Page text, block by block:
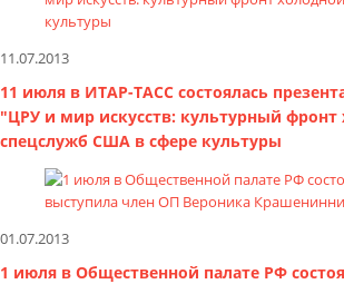
11.07.2013
11 июля в ИТАР-ТАСС состоялась
"ЦРУ и мир искусств: культурный
спецслужб США в сфере культуры
01.07.2013
1 июля в Общественной палате РФ